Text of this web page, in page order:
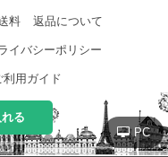
る
料 返品について
イバシーポリシー
利用ガイド
PC